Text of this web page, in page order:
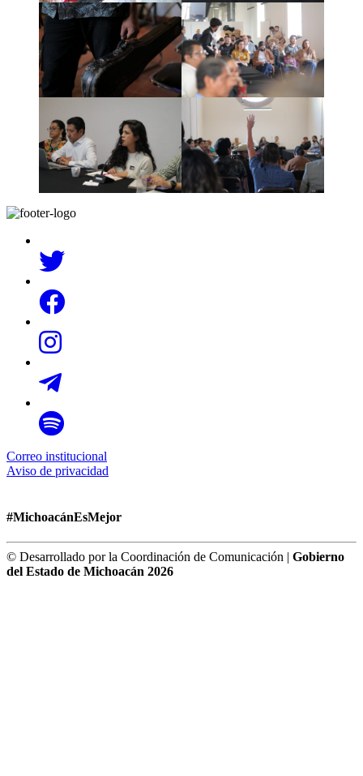
Correo institucional
Aviso de privacidad
#MichoacánEsMejor
© Desarrollado por la Coordinación de Comunicación | Gobierno
del Estado de Michoacán 2026